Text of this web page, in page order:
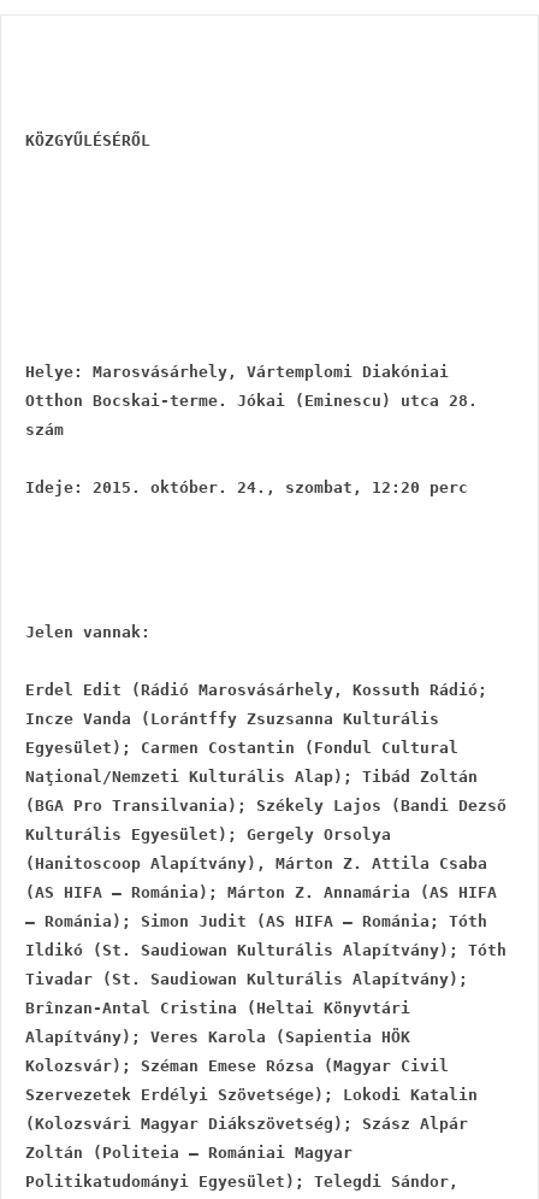
KÖZGYŰLÉSÉRŐL
Helye: Marosvásárhely, Vártemplomi Diakóniai
Otthon Bocskai-terme. Jókai (Eminescu) utca 28.
szám
Ideje: 2015. október. 24., szombat, 12:20 perc
Jelen vannak:
Erdel Edit (Rádió Marosvásárhely, Kossuth Rádió;
Incze Vanda (Lorántffy Zsuzsanna Kulturális
Egyesület); Carmen Costantin (Fondul Cultural
Naţional/Nemzeti Kulturális Alap); Tibád Zoltán
(BGA Pro Transilvania); Székely Lajos (Bandi Dezső
Kulturális Egyesület); Gergely Orsolya
(Hanitoscoop Alapítvány), Márton Z. Attila Csaba
(AS HIFA – Románia); Márton Z. Annamária (AS HIFA
– Románia); Simon Judit (AS HIFA – Románia; Tóth
Ildikó (St. Saudiowan Kulturális Alapítvány); Tóth
Tivadar (St. Saudiowan Kulturális Alapítvány);
Brînzan-Antal Cristina (Heltai Könyvtári
Alapítvány); Veres Karola (Sapientia HÖK
Kolozsvár); Széman Emese Rózsa (Magyar Civil
Szervezetek Erdélyi Szövetsége); Lokodi Katalin
(Kolozsvári Magyar Diákszövetség); Szász Alpár
Zoltán (Politeia – Romániai Magyar
Politikatudományi Egyesület); Telegdi Sándor,